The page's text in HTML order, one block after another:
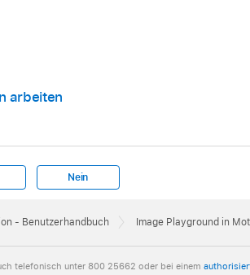
arbeiten
Nein
- Benutzerhandbuch Image Playground in
telefonisch unter 800 25662 oder bei einem